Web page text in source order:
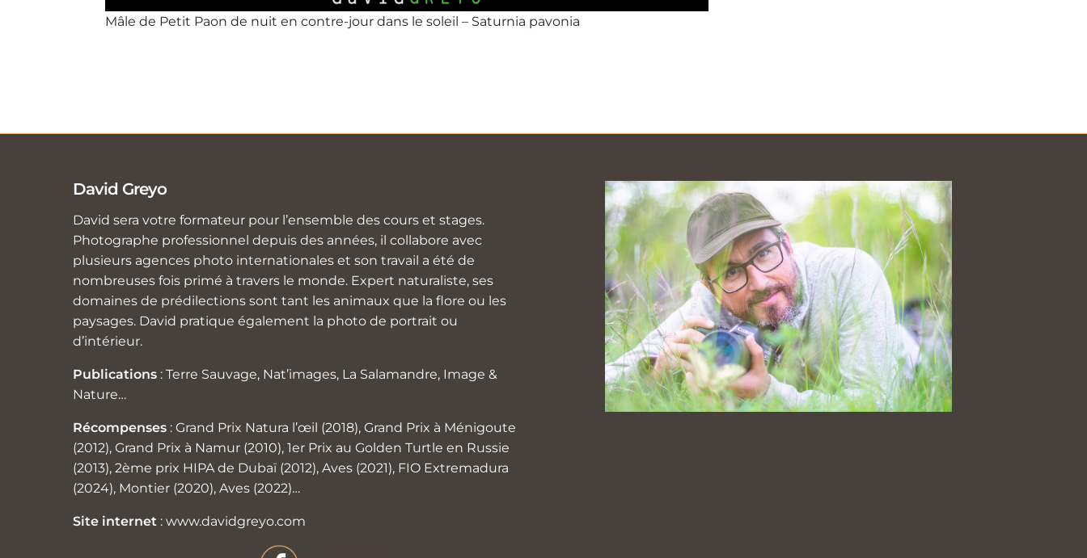
Mâle de Petit Paon de nuit en contre-jour dans le soleil – Saturnia pavonia
David Greyo
David sera votre formateur pour l’ensemble des cours et stages.
Photographe professionnel depuis des années, il collabore avec
plusieurs agences photo internationales et son travail a été de
nombreuses fois primé à travers le monde. Expert naturaliste, ses
domaines de prédilections sont tant les animaux que la flore ou les
paysages. David pratique également la photo de portrait ou
d’intérieur.
Publications : Terre Sauvage, Nat’images, La Salamandre, Image &
Nature…
Récompenses : Grand Prix Natura l’œil (2018), Grand Prix à Ménigoute
(2012), Grand Prix à Namur (2010), 1er Prix au Golden Turtle en Russie
(2013), 2ème prix HIPA de Dubaï (2012), Aves (2021), FIO Extremadura
(2024), Montier (2020), Aves (2022)…
Site internet : www.davidgreyo.com